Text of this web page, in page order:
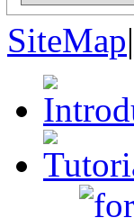
SiteMap|